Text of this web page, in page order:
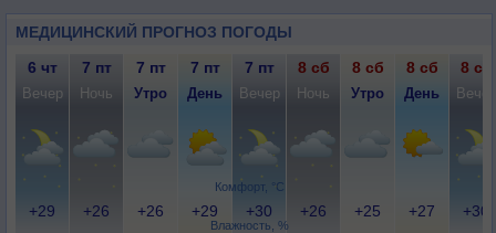
МЕДИЦИНСКИЙ ПРОГНОЗ ПОГОДЫ
Комфорт, °C
Влажность, %
6 чт 7 пт 7 пт 7 пт 7 пт 8 сб 8 сб 8 сб 8 сб
Вечер Ночь Утро День Вечер Ночь Утро День Вечер
+29 +26 +26 +29 +30 +26 +25 +27 +30